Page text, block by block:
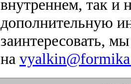
внутреннем, так
дополнительную
заинтересовать,
на